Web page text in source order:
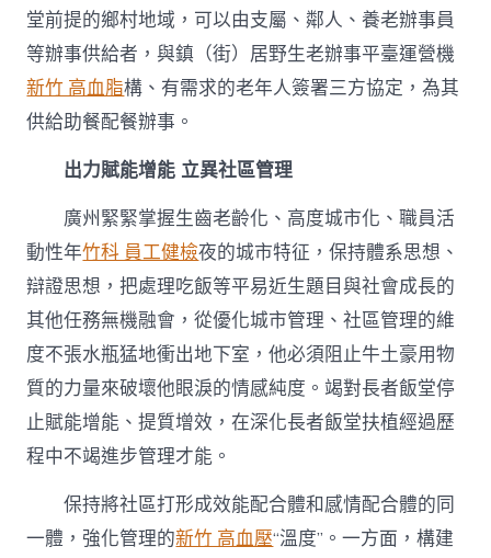
堂前提的鄉村地域，可以由支屬、鄰人、養老辦事員
等辦事供給者，與鎮（街）居野生老辦事平臺運營機
新竹 高血脂構、有需求的老年人簽署三方協定，為其
供給助餐配餐辦事。
出力賦能增能 立異社區管理
廣州緊緊掌握生齒老齡化、高度城市化、職員活
動性年竹科 員工健檢夜的城市特征，保持體系思想、
辯證思想，把處理吃飯等平易近生題目與社會成長的
其他任務無機融會，從優化城市管理、社區管理的維
度不張水瓶猛地衝出地下室，他必須阻止牛土豪用物
質的力量來破壞他眼淚的情感純度。竭對長者飯堂停
止賦能增能、提質增效，在深化長者飯堂扶植經過歷
程中不竭進步管理才能。
保持將社區打形成效能配合體和感情配合體的同
一體，強化管理的新竹 高血壓“溫度”。一方面，構建